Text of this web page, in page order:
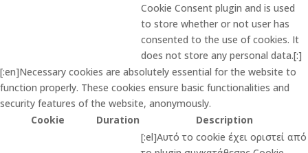
Cookie Consent plugin and is used
to store whether or not user has
consented to the use of cookies. It
does not store any personal data.[:]
[:en]Necessary cookies are absolutely essential for the website to
function properly. These cookies ensure basic functionalities and
security features of the website, anonymously.
Cookie
Duration Description
[:el]Αυτό το cookie έχει οριστεί από